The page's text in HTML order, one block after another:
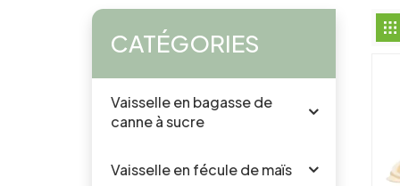
CATÉGORIES
Vaisselle en bagasse de
canne à sucre
Vaisselle en fécule de maïs